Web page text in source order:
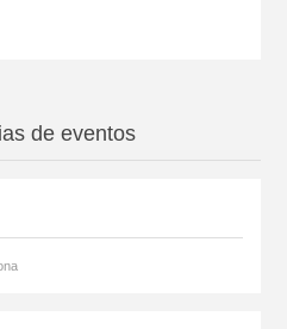
de eventos